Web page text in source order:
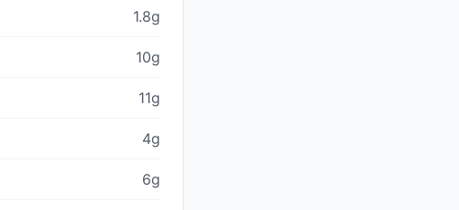
1.8g
10g
11g
4g
6g